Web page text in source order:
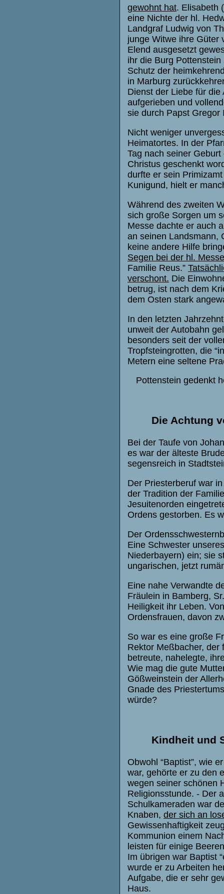
gewohnt hat. Elisabeth
eine Nichte der hl.
Landgraf Ludwig von
junge Witwe ihre Güter
Elend ausgesetzt
ihr die Burg
Schutz der
in Marburg
Dienst der Liebe für
aufgerieben und
sie durch Papst Gregor
Nicht weniger
Heimatortes. In der
Tag nach seiner
Christus geschenkt
durfte er sein
Kunigund, hielt er
Während des zweiten
sich große Sorgen um
Messe dachte er auch
an seinen Landsmann,
keine andere Hilfe
Segen bei der hl.
Familie Reus.”
verschont. Die
betrug, ist nach dem
dem Osten stark
In den letzten
unweit der Autobahn
besonders seit der
Tropfsteingrotten, die
Metern eine seltene
Pottenstein gedenkt
Die Achtung
Bei der Taufe von
es war der älteste
segensreich in
Der Priesterberuf war
der Tradition der
Jesuitenorden
Ordens gestorben. Es
Der
Eine Schwester
Niederbayern) ein; sie
ungarischen, jetzt
Eine nahe Verwandte
Fräulein in Bamberg,
Heiligkeit ihr Leben.
Ordensfrauen, davon
So war es eine große
Rektor Meßbacher, der
betreute, nahelegte,
Wie mag die gute
Gößweinstein der
Gnade des
würde?
Kindheit und
Obwohl “Baptist”, wie
war, gehörte er zu den
wegen seiner schönen
Religionsstunde. - Der
Schulkameraden war
Knaben, der sich an
Gewissenhaftigkeit
Kommunion einem
leisten für einige
Im übrigen war Baptist
wurde er zu Arbeiten
Aufgabe, die er sehr
Haus.